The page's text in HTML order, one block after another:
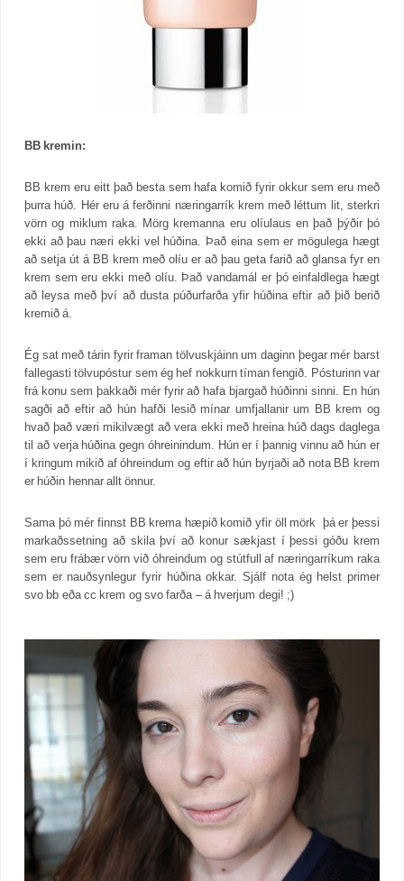
BB kremin:
BB krem eru eitt það besta sem hafa komið fyrir okkur sem eru með
þurra húð. Hér eru á ferðinni næringarrík krem með léttum lit, sterkri
vörn og miklum raka. Mörg kremanna eru olíulaus en það þýðir þó
ekki að þau næri ekki vel húðina. Það eina sem er mögulega hægt
að setja út á BB krem með olíu er að þau geta farið að glansa fyr en
krem sem eru ekki með olíu. Það vandamál er þó einfaldlega hægt
að leysa með því að dusta púðurfarða yfir húðina eftir að þið berið
kremið á.
Ég sat með tárin fyrir framan tölvuskjáinn um daginn þegar mér barst
fallegasti tölvupóstur sem ég hef nokkurn tíman fengið. Pósturinn var
frá konu sem þakkaði mér fyrir að hafa bjargað húðinni sinni. En hún
sagði að eftir að hún hafði lesið mínar umfjallanir um BB krem og
hvað það væri mikilvægt að vera ekki með hreina húð dags daglega
til að verja húðina gegn óhreinindum. Hún er í þannig vinnu að hún er
í kringum mikið af óhreindum og eftir að hún byrjaði að nota BB krem
er húðin hennar allt önnur.
Sama þó mér finnst BB krema hæpið komið yfir öll mörk þá er þessi
markaðssetning að skila því að konur sækjast í þessi góðu krem
sem eru frábær vörn við óhreindum og stútfull af næringarríkum raka
sem er nauðsynlegur fyrir húðina okkar. Sjálf nota ég helst primer
svo bb eða cc krem og svo farða – á hverjum degi! ;)